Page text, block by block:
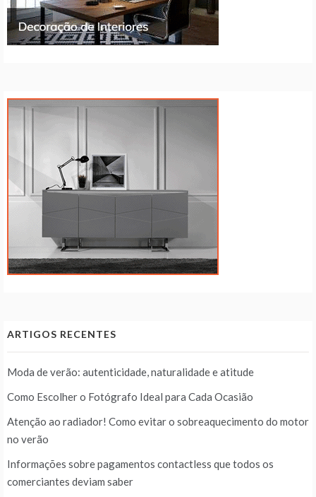
ARTIGOS RECENTES
Moda de verão: autenticidade, naturalidade e atitude
Como Escolher o Fotógrafo Ideal para Cada Ocasião
Atenção ao radiador! Como evitar o sobreaquecimento do motor
no verão
Informações sobre pagamentos contactless que todos os
comerciantes deviam saber